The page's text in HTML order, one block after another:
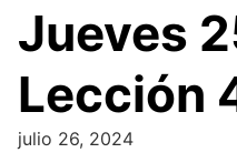
Jueves
Lección
julio 26, 2024